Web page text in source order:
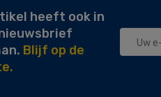
heeft ook in
Blijf op de